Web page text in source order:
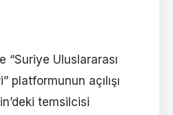
“Suriye Uluslararası
platformunun açılışı
temsilcisi